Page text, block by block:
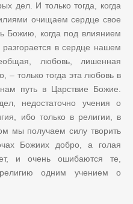
дел. И только тогда, когда
очищаем сердце свое
Божию, когда под влиянием
разгорается в сердце нашем
любовь, лишенная
– только тогда эта любовь в
путь в Царствие Божие.
недостаточно учения о
ибо только в религии, в
мы получаем силу творить
Божиих добро, а голая
и очень ошибаются те,
одним учением о